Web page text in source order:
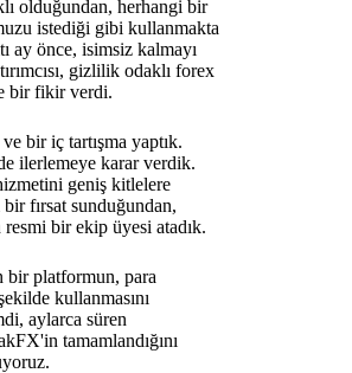
olduğundan, herhangi bir
istediği gibi kullanmakta
ay önce, isimsiz kalmayı
gizlilik odaklı forex
bir fikir verdi.
bir iç tartışma yaptık.
ilerlemeye karar verdik.
geniş kitlelere
fırsat sunduğundan,
bir ekip üyesi atadık.
bir platformun, para
kullanmasını
aylarca süren
tamamlandığını